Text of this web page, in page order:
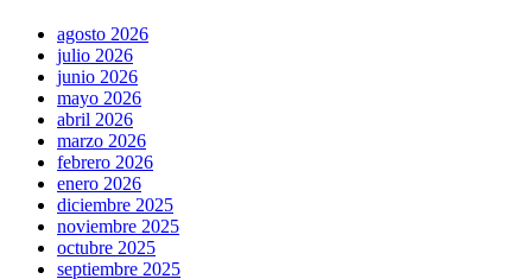
agosto 2026
julio 2026
junio 2026
mayo 2026
abril 2026
marzo 2026
febrero 2026
enero 2026
diciembre 2025
noviembre 2025
octubre 2025
septiembre 2025